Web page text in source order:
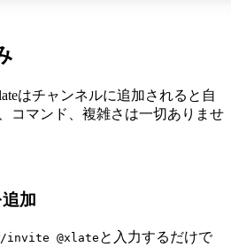
はチャンネルに追加されると自
コマンド、複雑さは一切ありませ
加
/invite @xlate と入力するだけで